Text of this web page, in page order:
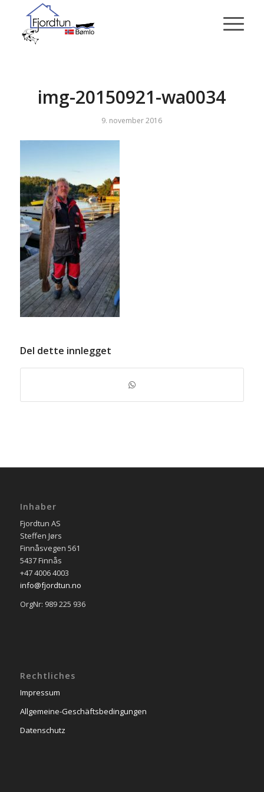
img-20150921-wa0034
9. november 2016
Del dette innlegget
Inhaber
Fjordtun AS
Steffen Jørs
Finnåsvegen 561
5437 Finnås
+47 4006 4003
info@fjordtun.no
OrgNr: 989 225 936
Rechtliches
Impressum
Allgemeine-Geschäftsbedingungen
Datenschutz